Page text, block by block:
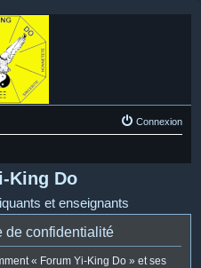
Connexion
King Do
et enseignants
de confidentialité
« Forum Yi-King Do » et ses